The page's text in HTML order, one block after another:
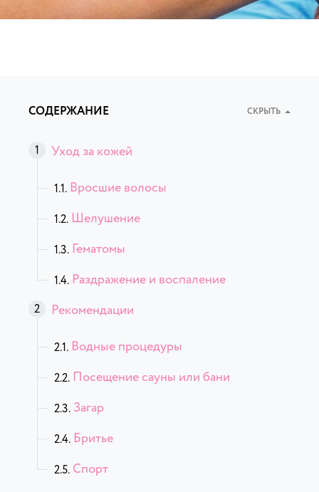
СОДЕРЖАНИЕ СКРЫТЬ
Уход за кожей
Вросшие волосы
Шелушение
Гематомы
Раздражение и воспаление
Рекомендации
Водные процедуры
Посещение сауны или бани
Загар
Бритье
Спорт